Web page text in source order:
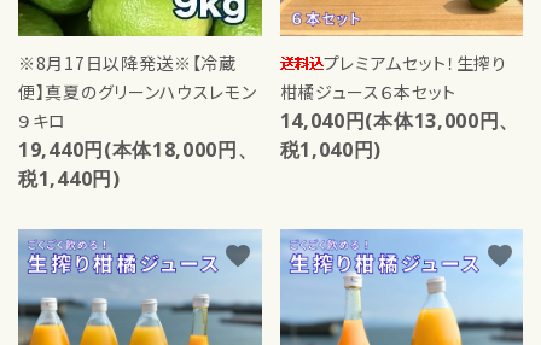
※8月17日以降発送※【冷蔵
便】真夏のグリーンハウスレモン
９キロ
19,440円(本体18,000円、
税1,440円)
プレミアムセット！生搾り
柑橘ジュース６本セット
14,040円(本体13,000円、
税1,040円)
favorite favorite